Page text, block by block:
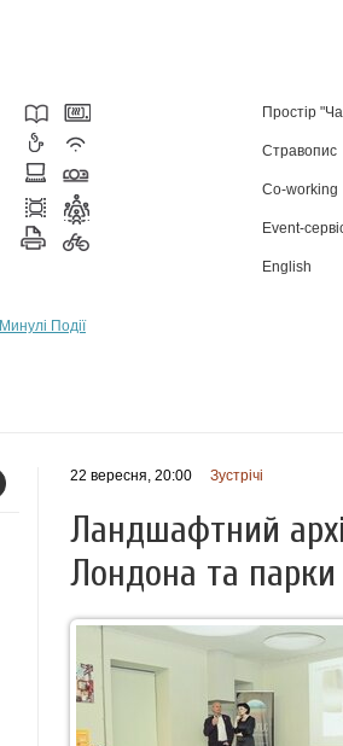
Простір
Стравопис
Co-working
Event-
English
Минулі Події
22 вересня, 20:00 Зустрічі
Ландшафтний
Лондона та